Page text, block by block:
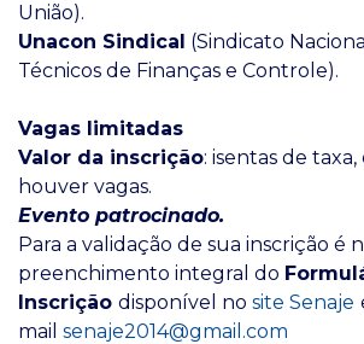
União).
Unacon Sindical (Sindicato
Técnicos de Finanças e Controle).
Vagas limitadas
Valor da inscrição: isentas de
houver vagas.
Evento patrocinado.
Para a validação de sua inscrição é
preenchimento integral do
Inscrição disponível no site Senaje
mail senaje2014@gmail.com